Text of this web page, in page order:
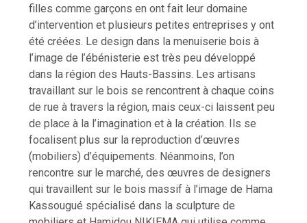
filles comme garçons en ont fait leur domaine
d’intervention et plusieurs petites entreprises y ont
été créées. Le design dans la menuiserie bois à
l’image de l’ébénisterie est très peu développé
dans la région des Hauts-Bassins. Les artisans
travaillant sur le bois se rencontrent à chaque coins
de rue à travers la région, mais ceux-ci laissent peu
de place à la l’imagination et à la création. Ils se
focalisent plus sur la reproduction d’œuvres
(mobiliers) d’équipements. Néanmoins, l’on
rencontre sur le marché, des œuvres de designers
qui travaillent sur le bois massif à l’image de Hama
Kassougué spécialisé dans la sculpture de